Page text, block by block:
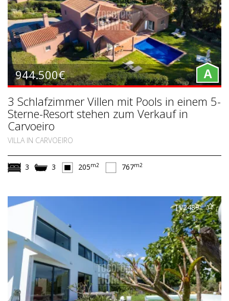
944.500€ A
3 Schlafzimmer Villen mit Pools in einem 5-
Sterne-Resort stehen zum Verkauf in
Carvoeiro
VILLA IN CARVOEIRO
3 3 205m2 767m2
TV2489